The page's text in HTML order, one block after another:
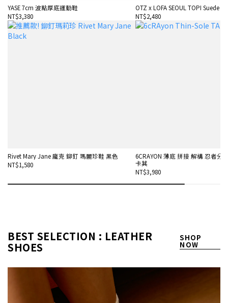
YASE 7cm 波點厚底運動鞋
NT$3,380
OTZ x LOFA SEOUL TOPI Suede
NT$2,480
Rivet Mary Jane 龐克 鉚釘 瑪麗珍鞋 黑色
NT$1,580
6CRAYON 薄底 拼接 解構 忍者分
卡其
NT$3,980
BEST SELECTION : LEATHER
SHOES
SHOP
NOW